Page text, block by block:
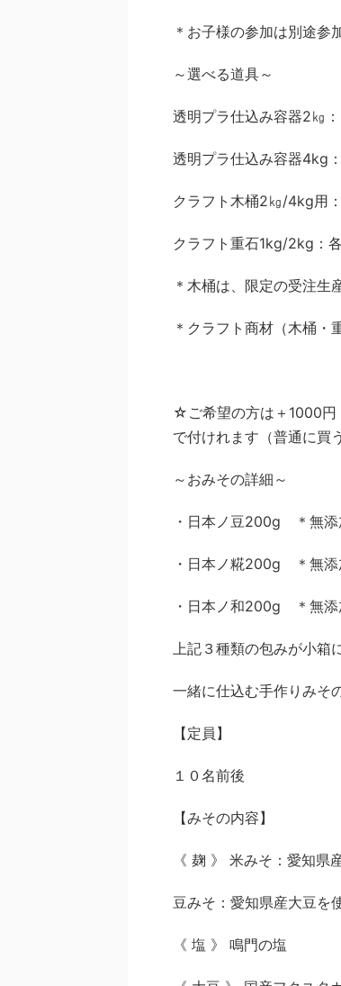
＊お子様の参加は別途
～選べる道具～
透明プラ仕込み容器2㎏：
透明プラ仕込み容器4kg
クラフト木桶2㎏/4kg用
クラフト重石1kg/2kg：
＊木桶は、限定の受注生
＊クラフト商材（木桶・
☆ご希望の方は＋1000円
で付けれます（普通に買
～おみその詳細～
・日本ノ豆200g ＊無添
・日本ノ糀200g ＊無添
・日本ノ和200g ＊無添
上記３種類の包みが小箱
一緒に仕込む手作りみそ
​【定員】
１０名前後
【みその内容】
《 麹 》 米みそ：愛知県
豆みそ：愛知県産大豆を
《 塩 》 鳴門の塩